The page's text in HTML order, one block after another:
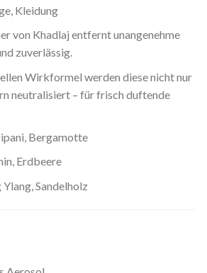
Kleidung
von Khadlaj entfernt unangenehme
zuverlässig.
Wirkformel werden diese nicht nur
neutralisiert – für frisch duftende
Bergamotte
Erdbeere
Sandelholz